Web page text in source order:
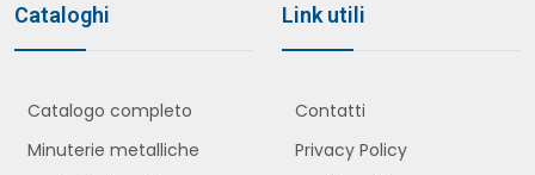
Cataloghi
Catalogo completo
Minuterie metalliche
Link utili
Contatti
Privacy Policy